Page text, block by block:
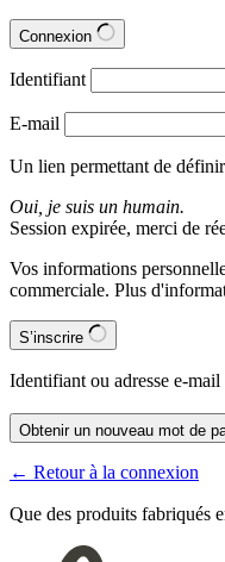
Connexion
Identifiant
E-mail
Un lien permettant de
Oui, je suis un humain.
Session expirée, merci de
Vos informations
commerciale. Plus
S’inscrire
Identifiant ou adresse e-mail
Obtenir un nouveau mot de
← Retour à la connexion
Que des produits fabriqués